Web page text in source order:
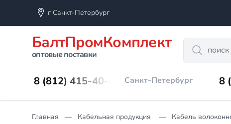
г Санкт-Петербург
БалтПромКомплект
оптовые поставки
Search
8 (812) 415-40-45 Санкт-Петербург 8
Главная Кабельная продукция Кабель